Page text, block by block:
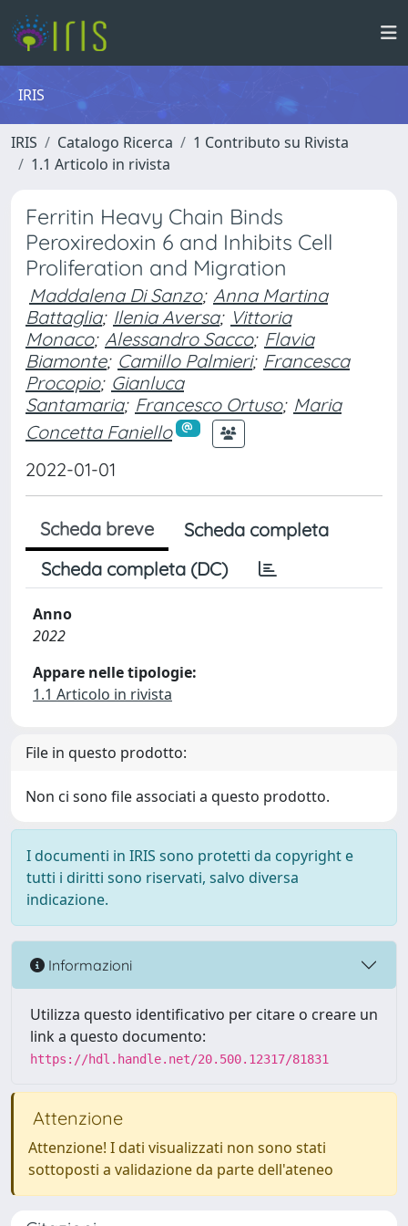
IRIS
IRIS Catalogo Ricerca
1 Contributo su Rivista
1.1 Articolo in rivista
Ferritin Heavy Chain Binds
Peroxiredoxin 6 and Inhibits Cell
Proliferation and Migration
Maddalena Di Sanzo; Anna Martina
Battaglia; Ilenia Aversa; Vittoria
Monaco; Alessandro Sacco; Flavia
Biamonte; Camillo Palmieri; Francesca
Procopio; Gianluca
Santamaria; Francesco Ortuso; Maria
Concetta Faniello
2022-01-01
Scheda breve
Scheda completa
Scheda completa (DC)
Anno
2022
Appare nelle tipologie:
1.1 Articolo in rivista
File in questo prodotto:
Non ci sono file associati a questo prodotto.
I documenti in IRIS sono protetti da copyright e
tutti i diritti sono riservati, salvo diversa
indicazione.
Informazioni
Utilizza questo identificativo per citare o creare un
link a questo documento:
https://hdl.handle.net/20.500.12317/81831
Attenzione
Attenzione! I dati visualizzati non sono stati
sottoposti a validazione da parte dell'ateneo